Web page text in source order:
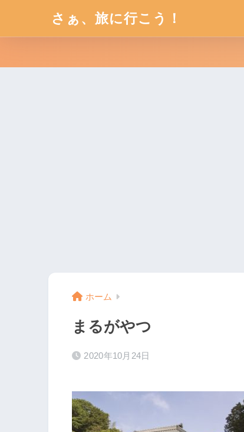
さぁ、旅に行こう！
ホーム
まるがやつ
2020年10月24日